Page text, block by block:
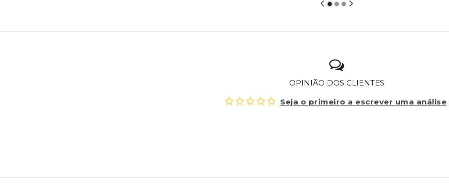
OPINIÃO DOS CLIENTES
Seja o primeiro a escrever uma análise